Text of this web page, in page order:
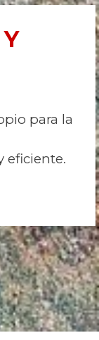
para la
eficiente.